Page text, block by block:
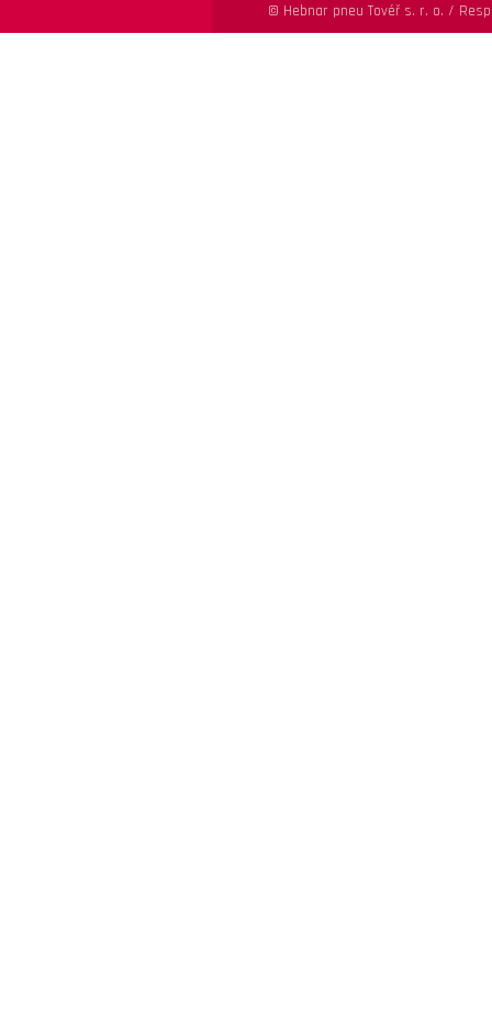
© Hebnar pneu Tovéř s. r. o. /